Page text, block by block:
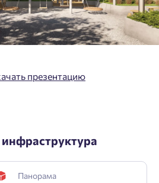
презентацию
Панорама